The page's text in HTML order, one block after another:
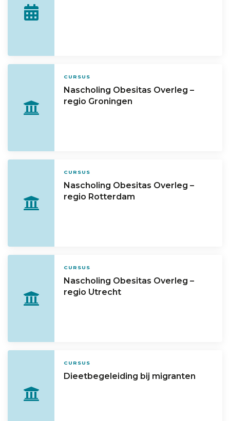
CURSUS
Nascholing Obesitas Overleg –
regio Groningen
CURSUS
Nascholing Obesitas Overleg –
regio Rotterdam
CURSUS
Nascholing Obesitas Overleg –
regio Utrecht
CURSUS
Dieetbegeleiding bij migranten